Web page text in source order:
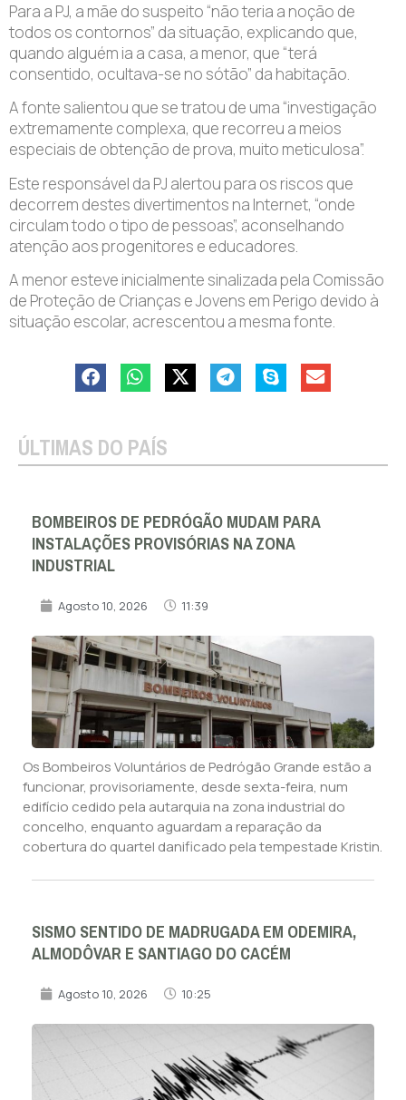
Para a PJ, a mãe do suspeito “não teria a noção de
todos os contornos” da situação, explicando que,
quando alguém ia a casa, a menor, que “terá
consentido, ocultava-se no sótão” da habitação.
A fonte salientou que se tratou de uma “investigação
extremamente complexa, que recorreu a meios
especiais de obtenção de prova, muito meticulosa”.
Este responsável da PJ alertou para os riscos que
decorrem destes divertimentos na Internet, “onde
circulam todo o tipo de pessoas”, aconselhando
atenção aos progenitores e educadores.
A menor esteve inicialmente sinalizada pela Comissão
de Proteção de Crianças e Jovens em Perigo devido à
situação escolar, acrescentou a mesma fonte.
ÚLTIMAS DO PAÍS
BOMBEIROS DE PEDRÓGÃO MUDAM PARA
INSTALAÇÕES PROVISÓRIAS NA ZONA
INDUSTRIAL
Agosto 10, 2026 11:39
Os Bombeiros Voluntários de Pedrógão Grande estão a
funcionar, provisoriamente, desde sexta-feira, num
edifício cedido pela autarquia na zona industrial do
concelho, enquanto aguardam a reparação da
cobertura do quartel danificado pela tempestade Kristin.
SISMO SENTIDO DE MADRUGADA EM ODEMIRA,
ALMODÔVAR E SANTIAGO DO CACÉM
Agosto 10, 2026 10:25